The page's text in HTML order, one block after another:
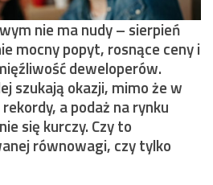
nie ma nudy – sierpień
mocny popyt, rosnące ceny i
deweloperów.
szukają okazji, mimo że w
a podaż na rynku
się kurczy. Czy to
równowagi, czy tylko